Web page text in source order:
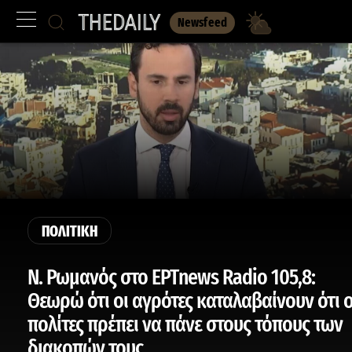
Newsfeed
ΠΟΛΙΤΙΚΗ
Ν. Ρωμανός στο ΕΡΤnews Radio 105,8:
Θεωρώ ότι οι αγρότες καταλαβαίνουν ότι
πολίτες πρέπει να πάνε στους τόπους των